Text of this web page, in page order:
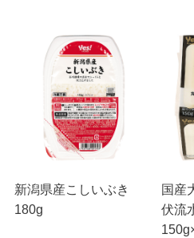
新潟県産こしいぶき
180g
国産
伏流